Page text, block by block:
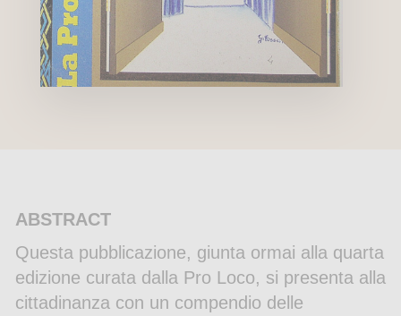
ABSTRACT
Questa pubblicazione, giunta ormai alla quarta
edizione curata dalla Pro Loco, si presenta alla
cittadinanza con un compendio delle